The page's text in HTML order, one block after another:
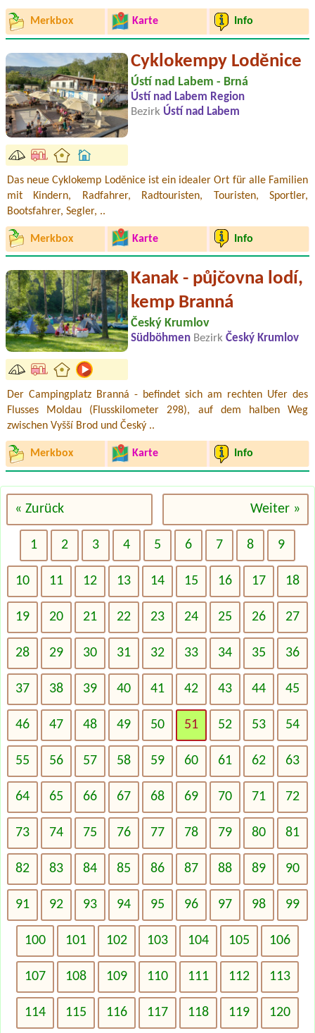
Merkbox Karte Info
Cyklokempy Loděnice
Ústí nad Labem - Brná
Ústí nad Labem Region
Bezirk Ústí nad Labem
Das neue Cyklokemp Loděnice ist ein idealer Ort für alle Familien
mit Kindern, Radfahrer, Radtouristen, Touristen, Sportler,
Bootsfahrer, Segler, ..
Merkbox Karte Info
Kanak - půjčovna lodí,
kemp Branná
Český Krumlov
Südböhmen Bezirk Český Krumlov
Der Campingplatz Branná - befindet sich am rechten Ufer des
Flusses Moldau (Flusskilometer 298), auf dem halben Weg
zwischen Vyšší Brod und Český ..
Merkbox Karte Info
« Zurück Weiter »
1 2 3 4 5 6 7 8 9
10 11 12 13 14 15 16 17 18
19 20 21 22 23 24 25 26 27
28 29 30 31 32 33 34 35 36
37 38 39 40 41 42 43 44 45
46 47 48 49 50 51 52 53 54
55 56 57 58 59 60 61 62 63
64 65 66 67 68 69 70 71 72
73 74 75 76 77 78 79 80 81
82 83 84 85 86 87 88 89 90
91 92 93 94 95 96 97 98 99
100 101 102 103 104 105 106
107 108 109 110 111 112 113
114 115 116 117 118 119 120